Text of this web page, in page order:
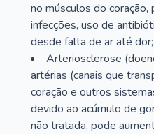
no músculos do
infecções, uso de
desde falta de ar até dor;
Arteriosclerose
artérias (canais que
coração e outros
devido ao acúmulo de
não tratada, pode